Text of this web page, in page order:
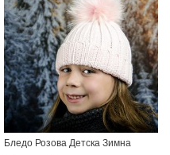
Бледо Розова Детска Зимна